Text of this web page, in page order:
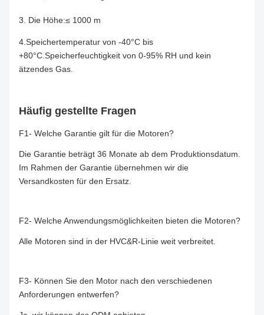
3. Die Höhe:≤ 1000 m
4.Speichertemperatur von -40°C bis
+80°C.Speicherfeuchtigkeit von 0-95% RH und kein
ätzendes Gas.
Häufig gestellte Fragen
F1- Welche Garantie gilt für die Motoren?
Die Garantie beträgt 36 Monate ab dem Produktionsdatum.
Im Rahmen der Garantie übernehmen wir die
Versandkosten für den Ersatz.
F2- Welche Anwendungsmöglichkeiten bieten die Motoren?
Alle Motoren sind in der HVC&R-Linie weit verbreitet.
F3- Können Sie den Motor nach den verschiedenen
Anforderungen entwerfen?